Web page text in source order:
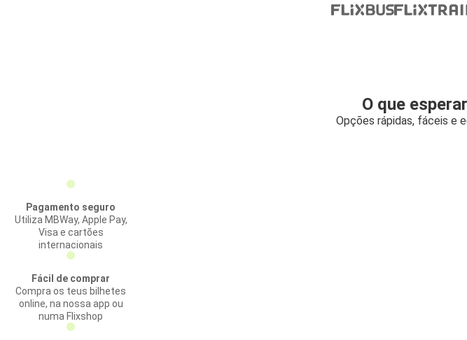
O que
Opções rápidas, fáceis e
Pagamento seguro
Utiliza MBWay, Apple Pay,
Visa e cartões
internacionais
Fácil de comprar
Compra os teus bilhetes
online, na nossa app ou
numa Flixshop